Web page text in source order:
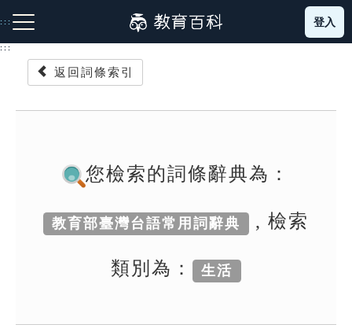
到
主
:::
成語故事
登入
:::
返回詞條索引
您檢索的詞條辭典為：
教育部臺灣台語常用詞辭典 , 檢索
類別為： 生活